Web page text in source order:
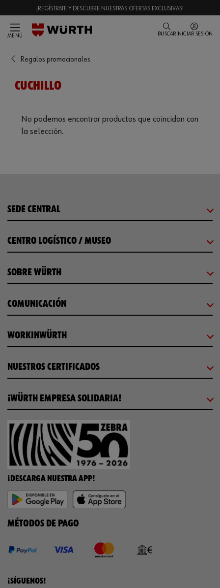
¡REGÍSTRATE Y DESCUBRE NUESTRAS OFERTAS EXCLUSIVAS!
MENÚ BUSCAR INICIAR SESIÓN
Regalos promocionales
CUCHILLO
No podemos encontrar productos que coincidan con
la selección.
SEDE CENTRAL
CENTRO LOGÍSTICO / MUSEO
SOBRE WÜRTH
COMUNICACIÓN
WORKINWÜRTH
NUESTROS CERTIFICADOS
¡WÜRTH EMPRESA SOLIDARIA!
¡DESCARGA NUESTRA APP!
MÉTODOS DE PAGO
¡SÍGUENOS!